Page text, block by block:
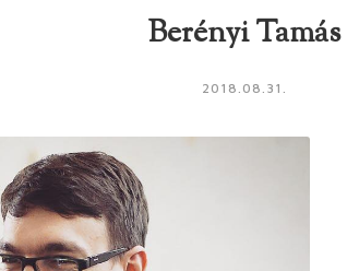
Berényi Tamás
2018.08.31.